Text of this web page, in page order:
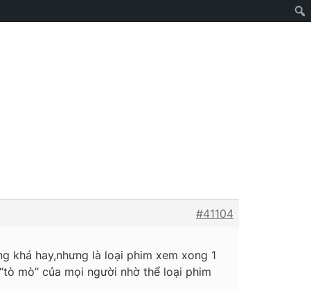
#41104
khá hay,nhưng là loại phim xem xong 1
mò” của mọi người nhờ thể loại phim